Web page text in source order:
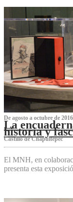
De agosto a octubre de 2016
La
historia y
Castillo de Chapultepec
El MNH, en
presenta esta